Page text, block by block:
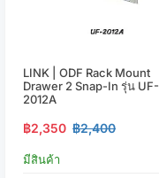
LINK | ODF Rack Mount
Drawer 2 Snap-In รุ่น UF-
2012A
฿2,350 ฿2,400
มีสินค้า